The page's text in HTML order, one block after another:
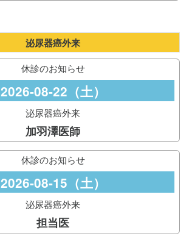
泌尿器癌外来
休診のお知らせ
2026-08-22（土）
泌尿器癌外来
加羽澤医師
休診のお知らせ
2026-08-15（土）
泌尿器癌外来
担当医